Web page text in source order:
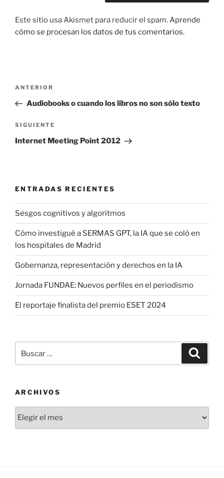
Este sitio usa Akismet para reducir el spam.Aprende
cómo se procesan los datos de tus comentarios.
Navegación
entradas
Entrada
anterior:
ANTERIOR
Audiobooks o cuando los libros no son sólo texto
Siguiente
entrada
SIGUIENTE
Internet Meeting Point 2012
ENTRADAS RECIENTES
Sesgos cognitivos y algoritmos
Cómo investigué a SERMAS GPT, la IA que se coló en
los hospitales de Madrid
Gobernanza, representación y derechos en la IA
Jornada FUNDAE: Nuevos perfiles en el periodismo
El reportaje finalista del premio ESET 2024
por:
ARCHIVOS